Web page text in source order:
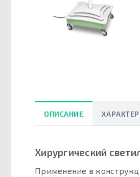
ОПИСАНИЕ
Хирургический
Применение в